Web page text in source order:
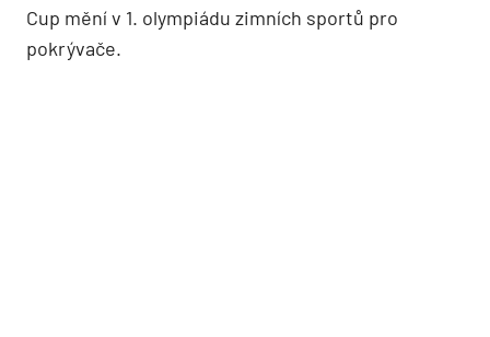
Cup mění v 1. olympiádu zimních sportů pro
pokrývače.